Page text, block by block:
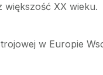
większość XX wieku.
w Europie